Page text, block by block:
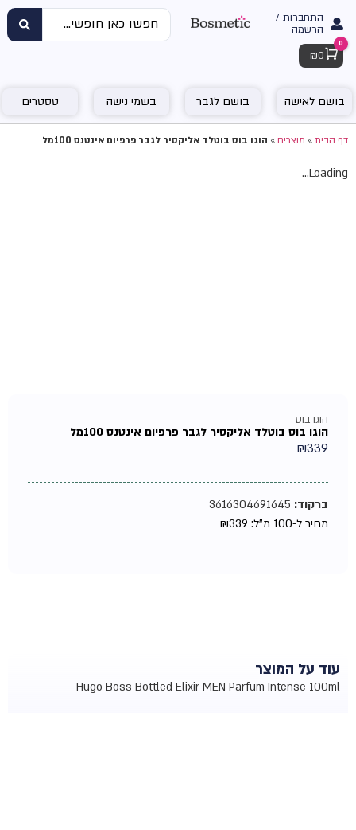
התחברות /
הרשמה
Cart
0
₪ 0
בושם לאישה בושם לגבר בשמי נישה טסטרים
דף הבית»מוצרים»הוגו בוס בוטלד אליקסיר לגבר פרפיום אינטנס 100מל
Loading...
הוגו בוס
הוגו בוס בוטלד אליקסיר לגבר פרפיום אינטנס 100מל
₪339
ברקוד:3616304691645
מחיר ל-100 מ"ל:
₪339
עוד על המוצר
Hugo Boss Bottled Elixir MEN Parfum Intense 100ml